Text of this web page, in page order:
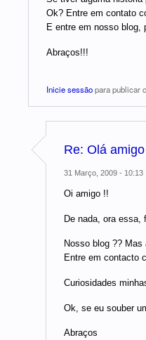
Ok? Entre em contato
E entre em nosso blog,
Abraços!!!
Inicie sessãopara publicar
Re: Olá amigo
31 Março, 2009 - 10:13
Oi amigo !!
De nada, ora essa,
Nosso blog ??
Entre em contacto
Curiosidades
Ok, se eu souber
Abraços